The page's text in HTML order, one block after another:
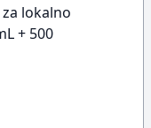
lokalno
+ 500